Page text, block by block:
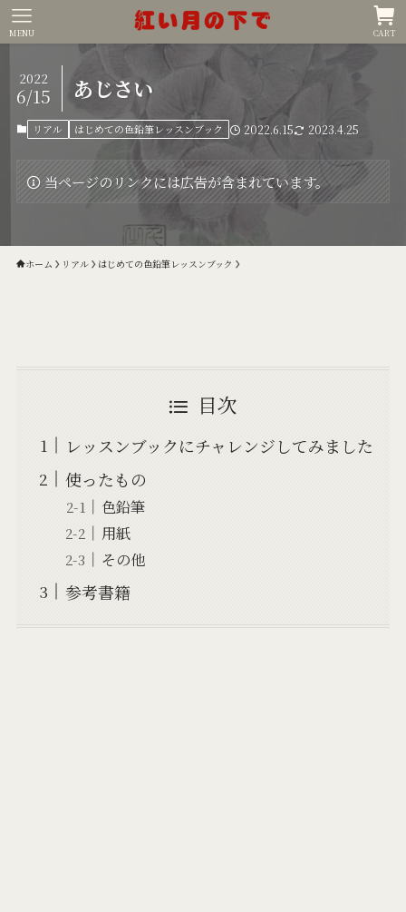
CART
MENU
あじさい
2022
6/15
リアル はじめての色鉛筆レッスンブック 2022.6.15 2023.4.25
当ページのリンクには広告が含まれています。
ホーム リアル はじめての色鉛筆レッスンブック
目次
レッスンブックにチャレンジしてみました
使ったもの
色鉛筆
用紙
その他
参考書籍